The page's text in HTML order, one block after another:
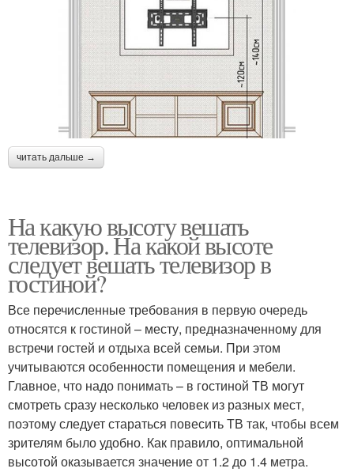
читать дальше →
На какую высоту вешать
телевизор. На какой высоте
следует вешать телевизор в
гостиной?
Все перечисленные требования в первую очередь
относятся к гостиной – месту, предназначенному для
встречи гостей и отдыха всей семьи. При этом
учитываются особенности помещения и мебели.
Главное, что надо понимать – в гостиной ТВ могут
смотреть сразу несколько человек из разных мест,
поэтому следует стараться повесить ТВ так, чтобы всем
зрителям было удобно. Как правило, оптимальной
высотой оказывается значение от 1.2 до 1.4 метра.